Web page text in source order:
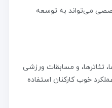
می‌تواند به توسعه
تئاترها، و مسابقات ورزشی
خوب کارکنان استفاده